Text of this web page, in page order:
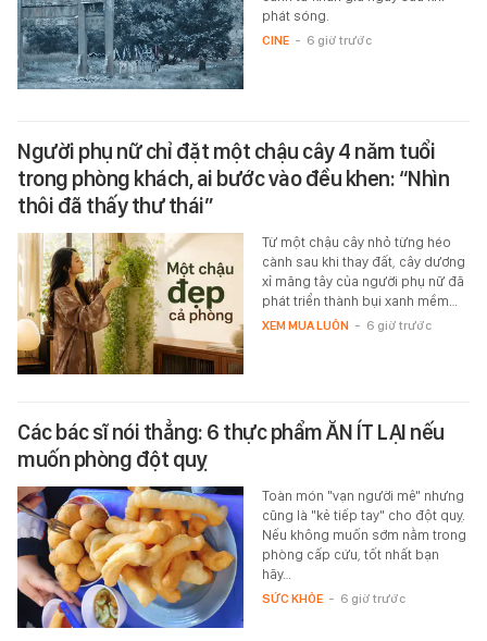
phát sóng.
CINE - 6 giờ trước
Người phụ nữ chỉ đặt một chậu cây 4 năm tuổi
trong phòng khách, ai bước vào đều khen: “Nhìn
thôi đã thấy thư thái”
Từ một chậu cây nhỏ từng héo
cành sau khi thay đất, cây dương
xỉ măng tây của người phụ nữ đã
phát triển thành bụi xanh mềm…
XEM MUA LUÔN - 6 giờ trước
Các bác sĩ nói thẳng: 6 thực phẩm ĂN ÍT LẠI nếu
muốn phòng đột quỵ
Toàn món "vạn người mê" nhưng
cũng là "kẻ tiếp tay" cho đột quỵ.
Nếu không muốn sớm nằm trong
phòng cấp cứu, tốt nhất bạn
hãy…
SỨC KHỎE - 6 giờ trước